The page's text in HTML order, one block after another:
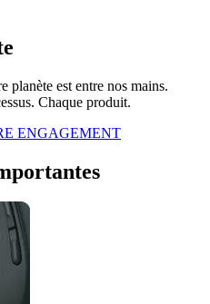
planète est entre nos mains.
Chaque produit.
ENGAGEMENT